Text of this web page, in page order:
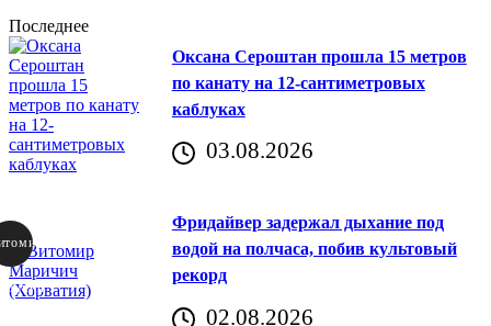
Последнее
Оксана Сероштан прошла 15 метров
по канату на 12-сантиметровых
каблуках
03.08.2026
Фридайвер задержал дыхание под
водой на полчаса, побив культовый
рекорд
02.08.2026